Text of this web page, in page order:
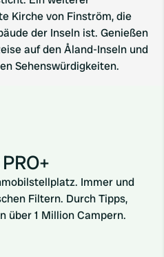
Kirche von Finström, die
der Inseln ist. Genießen
auf den Åland-Inseln und
Sehenswürdigkeiten.
Immer und
Filtern. Durch Tipps,
über 1 Million Campern.